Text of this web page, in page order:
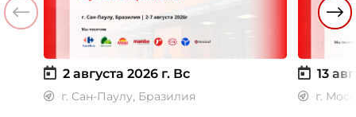
2 августа 2026 г. Вс
г. Сан-Паулу, Бразилия
13
г.